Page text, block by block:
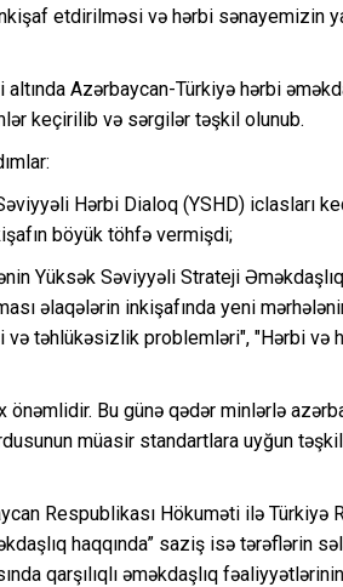
etdirilməsi və hərbi sənayemizin
Azərbaycan-Türkiyə hərbi
keçirilib və sərgilər təşkil olunub.
Hərbi Dialoq (YSHD) iclasları
böyük töhfə vermişdi;
Yüksək Səviyyəli Strateji Əməkdaşlıq
əlaqələrin inkişafında yeni
təhlükəsizlik problemləri", "Hərbi və
Bu günə qədər minlərlə
müasir standartlara uyğun
Respublikası Hökuməti ilə Türkiyə
haqqında” saziş isə tərəflərin
qarşılıqlı əməkdaşlıq